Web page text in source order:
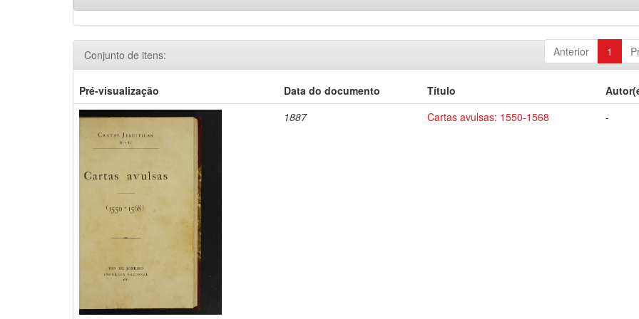
Anterior 1
Conjunto de itens:
Pré-visualização Data do documento Título
1887
Cartas avulsas: 1550-1568 -